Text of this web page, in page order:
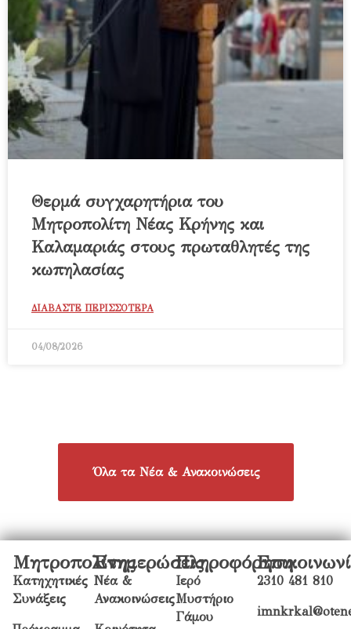
Θερμά συγχαρητήρια του
Μητροπολίτη Νέας Κρήνης και
Καλαμαριάς στους πρωταθλητές της
κωπηλασίας
ΔΙΑΒΑΣΤΕ ΠΕΡΙΣΣΟΤΕΡΑ
04/08/2026
Όλα τα Νέα & Ανακοινώσεις
Μητροπολίτης
Κατηχητικές
Συνάξεις
Ενημερώσεις
Νέα &
Ανακοινώσεις
Πληροφόρηση
Ιερό
Μυστήριο
Γάμου
2310 481 810